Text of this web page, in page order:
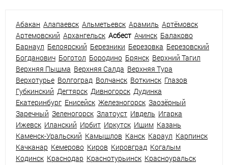
Абакан Алапаевск Альметьевск Арамиль Артёмовск
Артемовский Архангельск Асбест Ачинск Балаково
Барнаул Белоярский Березники Березовка Березовский
Богданович Боготол Бородино Брянск Верхний Тагил
Верхняя Пышма Верхняя Салда Верхняя Тура
Верхотурье Волгоград Волчанск Воткинск Глазов
Губкинский Дегтярск Дивногорск Дудинка
Екатеринбург Енисейск Железногорск Заозёрный
Заречный Зеленогорск Златоуст Ивдель Игарка
Ижевск Иланский Ирбит Иркутск Ишим Казань
Каменск-Уральский Камышлов Канск Караул Карпинск
Качканар Кемерово Киров Кировград Когалым
Кодинск Краснодар Краснотурьинск Красноуральск